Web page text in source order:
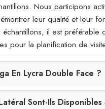
Nous participons
leur qualité et leur
il est
pour la planification de
En Lycra Double Face ?
Sont-Ils Disponibles